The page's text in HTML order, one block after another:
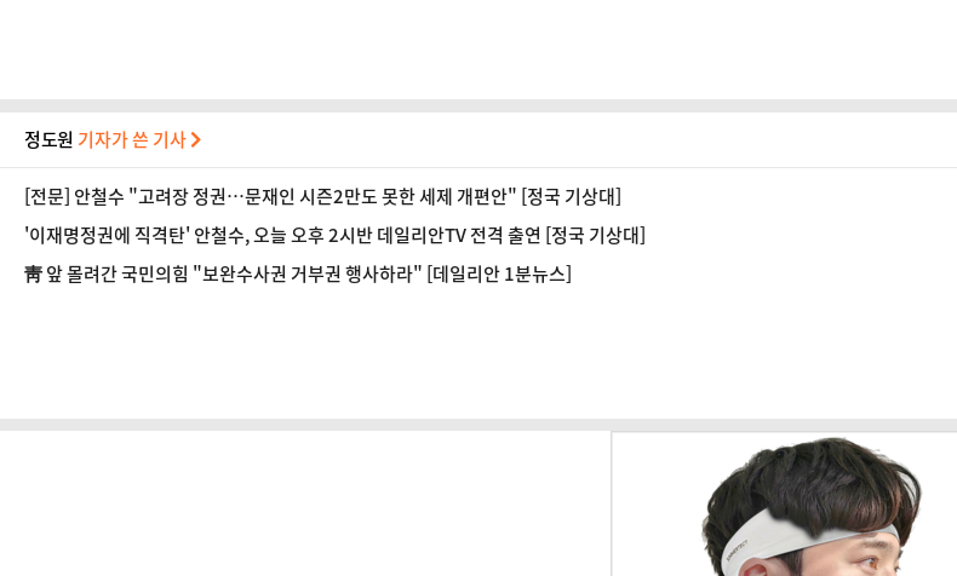
정도원 기자가 쓴 기사
[전문] 안철수 "고려장 정권…문재인 시즌2만도 못한 세제 개편안" [정국 기상대]
'이재명정권에 직격탄' 안철수, 오늘 오후 2시반 데일리안TV 전격 출연 [정국 기상대]
靑 앞 몰려간 국민의힘 "보완수사권 거부권 행사하라" [데일리안 1분뉴스]